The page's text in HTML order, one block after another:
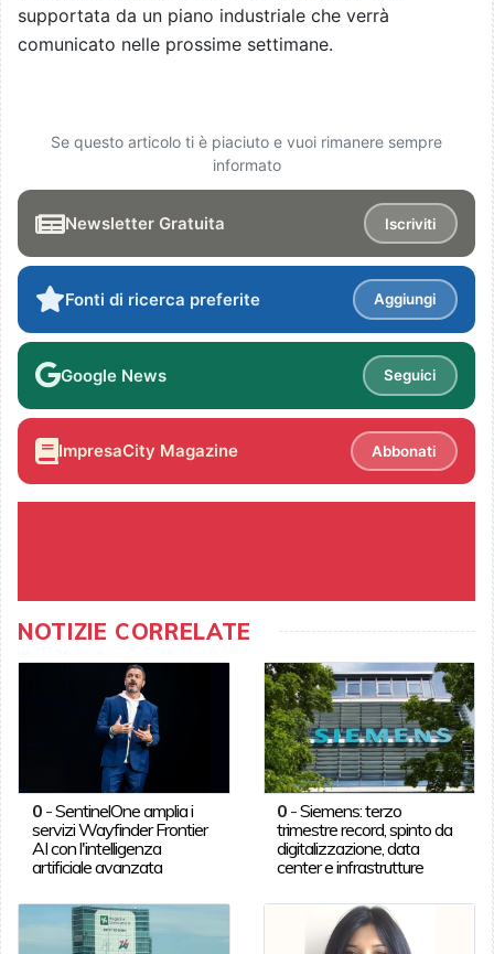
supportata da un piano industriale che verrà
comunicato nelle prossime settimane.
Se questo articolo ti è piaciuto e vuoi rimanere sempre
informato
Newsletter Gratuita Iscriviti
Fonti di ricerca preferite Aggiungi
Google News Seguici
ImpresaCity Magazine Abbonati
NOTIZIE CORRELATE
0-SentinelOne amplia i
servizi Wayfinder Frontier
AI con l'intelligenza
artificiale avanzata
0 -Siemens: terzo
trimestre record, spinto da
digitalizzazione, data
center e infrastrutture